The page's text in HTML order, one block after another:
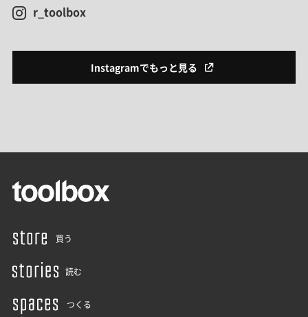
r_toolbox
Instagramでもっと見る
買う
読む
つくる